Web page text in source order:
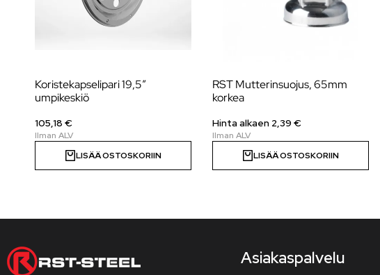
Koristekapselipari 19,5″
umpikeskiö
105,18 €
LISÄÄ OSTOSKORIIN
RST Mutterinsuojus, 65mm
korkea
Hinta alkaen 2,39 €
LISÄÄ OSTOSKORIIN
Asiakaspalvelu